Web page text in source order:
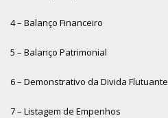
4 – Balanço Financeiro
5 – Balanço Patrimonial
6 – Demonstrativo da Divida Flutuante
7 – Listagem de Empenhos